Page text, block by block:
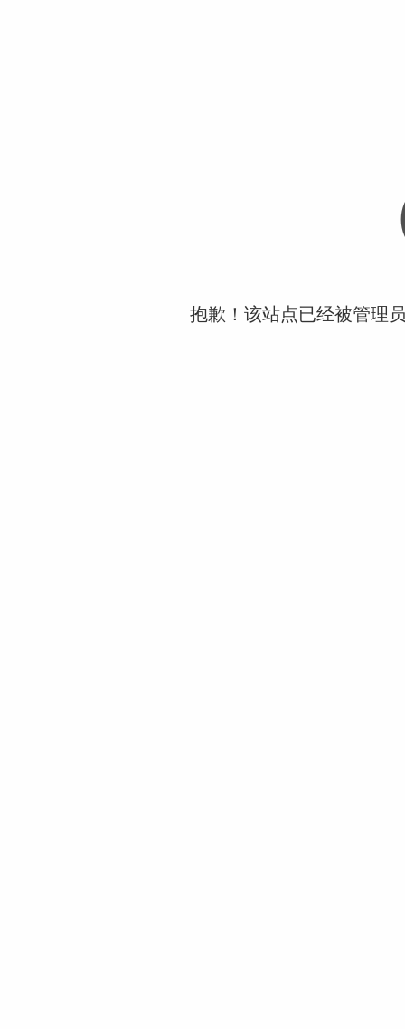
抱歉！该站点已经被管理